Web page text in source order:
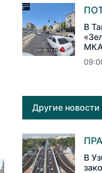
В
Другие новости
В